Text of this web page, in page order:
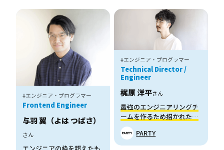
#エンジニア・プログラマー
Frontend Engineer
与羽 翼（よは つばさ）
さん
#エンジニア・プログラマー
Technical Director /
Engineer
梶原 洋平さん
最強のエンジニアリングチ
ームを作るため招かれた、
テクニカルディレクターの
お話 PARTY